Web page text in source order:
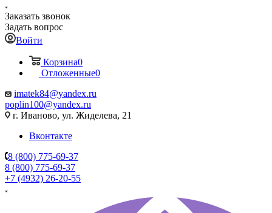
Заказать звонок
Задать вопрос
Войти
Корзина0
Отложенные0
imatek84@yandex.ru
poplin100@yandex.ru
г. Иваново, ул. Жиделева, 21
Вконтакте
8 (800) 775-69-37
8 (800) 775-69-37
+7 (4932) 26-20-55